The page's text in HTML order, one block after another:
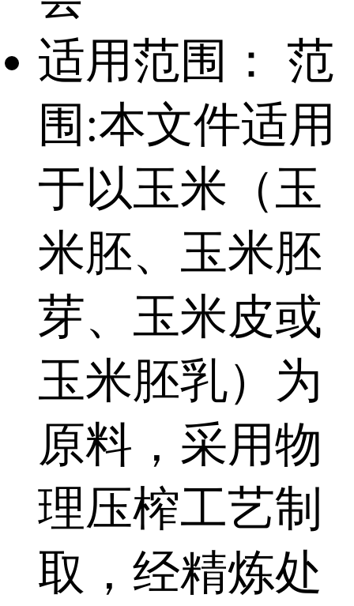
适用范围：
范
围:本文件适用
于以玉米（玉
米胚、玉米胚
芽、玉米皮或
玉米胚乳）为
原料，采用物
理压榨工艺制
取，经精炼处